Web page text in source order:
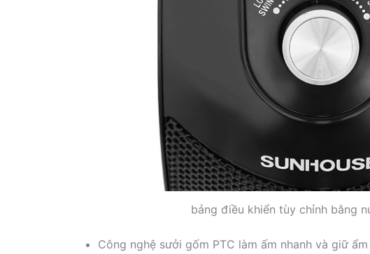
bảng điều khiển tùy chỉnh bằng
Công nghệ sưởi gốm PTC làm ấm nhanh và giữ